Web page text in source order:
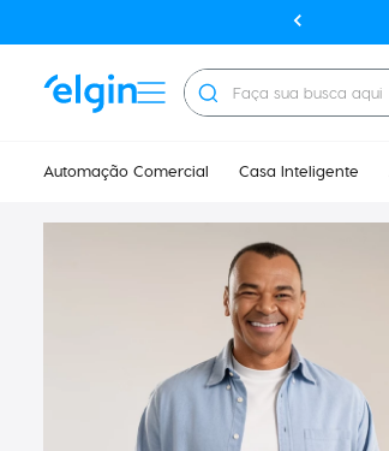
Faça sua busca aqui
Automação Comercial Casa Inteligente